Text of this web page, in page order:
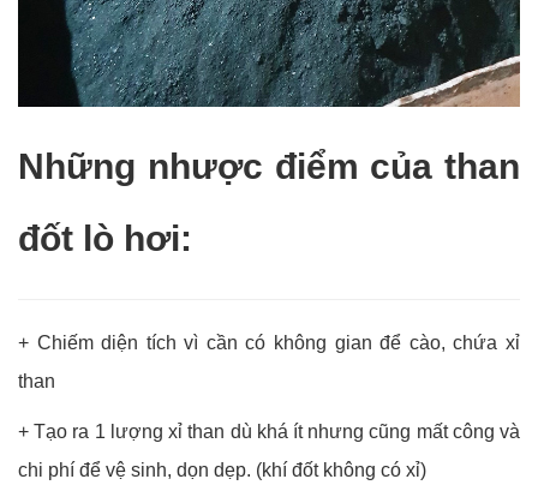
Những nhược điểm của than
đốt lò hơi:
+ Chiếm diện tích vì cần có không gian để cào, chứa xỉ
than
+ Tạo ra 1 lượng xỉ than dù khá ít nhưng cũng mất công và
chi phí để vệ sinh, dọn dẹp. (khí đốt không có xỉ)